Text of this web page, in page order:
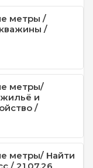
метры /
/
метры/
и
/
метры/ Найти